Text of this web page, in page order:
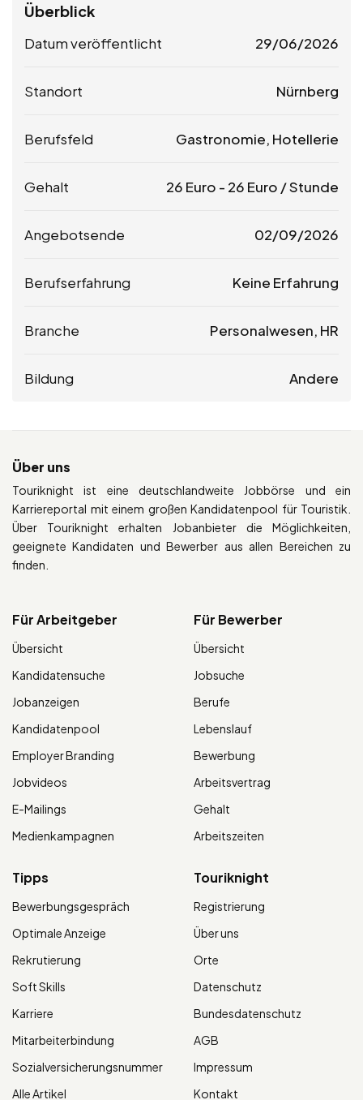
Überblick
Datum veröffentlicht 29/06/2026
Standort Nürnberg
Berufsfeld Gastronomie, Hotellerie
Gehalt 26 Euro - 26 Euro / Stunde
Angebotsende 02/09/2026
Berufserfahrung Keine Erfahrung
Branche Personalwesen, HR
Bildung Andere
Über uns
Touriknight ist eine deutschlandweite Jobbörse und ein
Karriereportal mit einem großen Kandidatenpool für Touristik.
Über Touriknight erhalten Jobanbieter die Möglichkeiten,
geeignete Kandidaten und Bewerber aus allen Bereichen zu
finden.
Für Arbeitgeber
Übersicht
Kandidatensuche
Jobanzeigen
Kandidatenpool
Employer Branding
Jobvideos
E-Mailings
Medienkampagnen
Für Bewerber
Übersicht
Jobsuche
Berufe
Lebenslauf
Bewerbung
Arbeitsvertrag
Gehalt
Arbeitszeiten
Tipps
Bewerbungsgespräch
Optimale Anzeige
Rekrutierung
Soft Skills
Karriere
Mitarbeiterbindung
Sozialversicherungsnummer
Alle Artikel
Touriknight
Registrierung
Über uns
Orte
Datenschutz
Bundesdatenschutz
AGB
Impressum
Kontakt